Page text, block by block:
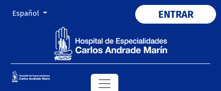
Cambiar el idioma. El actual es:
Español ENTRAR